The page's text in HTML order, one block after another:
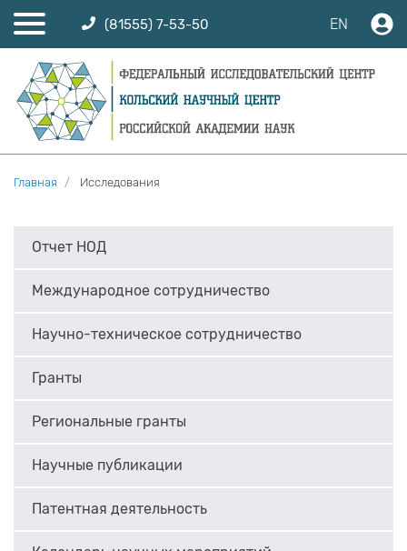
(81555) 7-53-50 EN
Главная Исследования
Отчет НОД
Международное сотрудничество
Научно-техническое сотрудничество
Гранты
Региональные гранты
Научные публикации
Патентная деятельность